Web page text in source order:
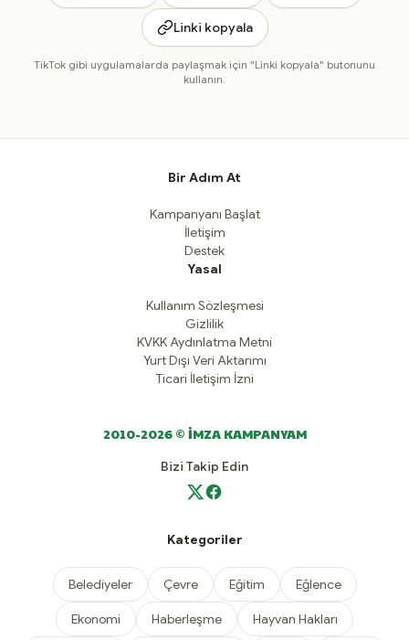
Linki kopyala
TikTok gibi uygulamalarda paylaşmak için "Linki kopyala" butonunu
kullanın.
Bir Adım At
Kampanyanı Başlat
İletişim
Destek
Yasal
Kullanım Sözleşmesi
Gizlilik
KVKK Aydınlatma Metni
Yurt Dışı Veri Aktarımı
Ticari İletişim İzni
2010-2026 © İMZA KAMPANYAM
Bizi Takip Edin
Kategoriler
Belediyeler Çevre Eğitim Eğlence
Ekonomi Haberleşme Hayvan Hakları